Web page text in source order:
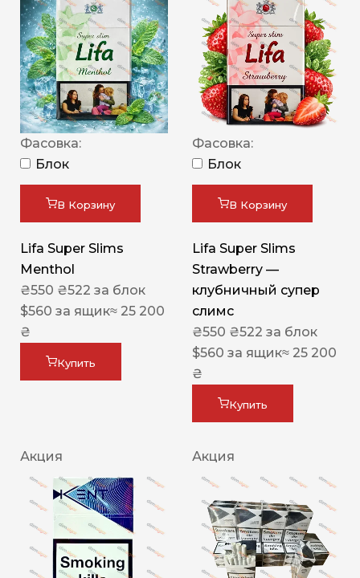
Фасовка:
Блок
В Корзину
Lifa Super Slims
Menthol
₴550 ₴522 за блок
$560 за ящик≈ 25 200
₴
Купить
Фасовка:
Блок
В Корзину
Lifa Super Slims
Strawberry —
клубничный супер
слимс
₴550 ₴522 за блок
$560 за ящик≈ 25 200
₴
Купить
Акция Акция